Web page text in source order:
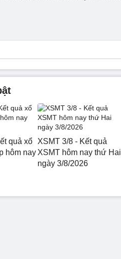
quả xổ
hôm nay
XSMT 3/8 - Kết quả
XSMT hôm nay thứ Hai
ngày 3/8/2026